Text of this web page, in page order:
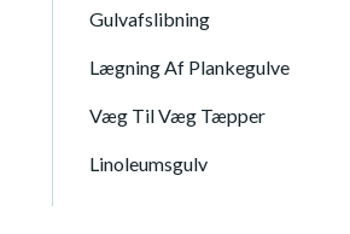
Gulvafslibning
Lægning Af Plankegulve
Væg Til Væg Tæpper
Linoleumsgulv